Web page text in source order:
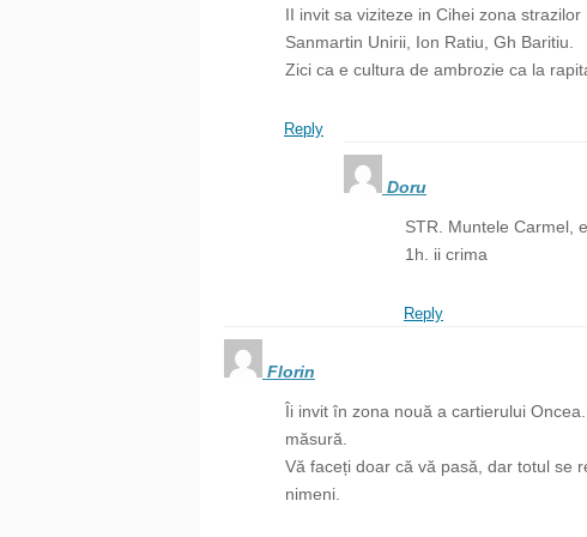
II invit sa viziteze in Cihei zona
Sanmartin Unirii, Ion Ratiu, Gh Baritiu.
Zici ca e cultura de ambrozie ca la
Reply
Doru
STR. Muntele Carmel,
1h. ii crima
Reply
Florin
Îi invit în zona nouă a cartierului
măsură.
Vă faceți doar că vă pasă, dar totul se
nimeni.